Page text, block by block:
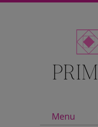
Menu